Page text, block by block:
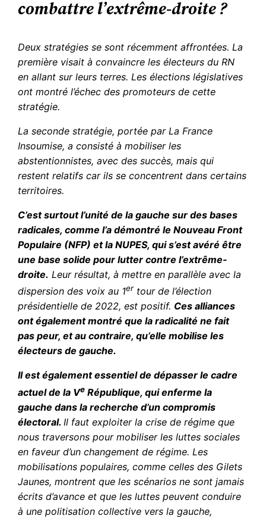
combattre l’extrême-droite ?
Deux stratégies se sont récemment affrontées. La
première visait à convaincre les électeurs du RN
en allant sur leurs terres. Les élections législatives
ont montré l’échec des promoteurs de cette
stratégie.
La seconde stratégie, portée par La France
Insoumise, a consisté à mobiliser les
abstentionnistes, avec des succès, mais qui
restent relatifs car ils se concentrent dans certains
territoires.
C’est surtout l’unité de la gauche sur des bases
radicales, comme l’a démontré le Nouveau Front
Populaire (NFP) et la NUPES, qui s’est avéré être
une base solide pour lutter contre l’extrême-
droite. Leur résultat, à mettre en parallèle avec la
dispersion des voix au 1ertour de l’élection
présidentielle de 2022, est positif. Ces alliances
ont également montré que la radicalité ne fait
pas peur, et au contraire, qu’elle mobilise les
électeurs de gauche.
Il est également essentiel de dépasser le cadre
actuel de la Ve République, qui enferme la
gauche dans la recherche d’un compromis
électoral. Il faut exploiter la crise de régime que
nous traversons pour mobiliser les luttes sociales
en faveur d’un changement de régime. Les
mobilisations populaires, comme celles des Gilets
Jaunes, montrent que les scénarios ne sont jamais
écrits d’avance et que les luttes peuvent conduire
à une politisation collective vers la gauche,